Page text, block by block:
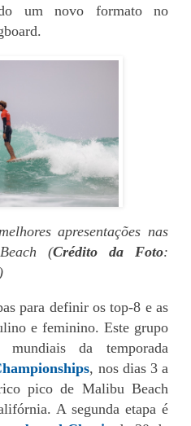
um novo formato no
apresentações nas
(Crédito da Foto:
para definir os top-8 e as
e feminino. Este grupo
da temporada
, nos dias 3 a
pico de Malibu Beach
A segunda etapa é